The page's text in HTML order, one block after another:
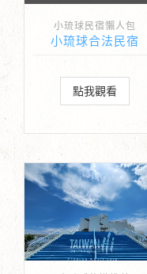
小琉球民宿懶人包
小琉球合法民宿
點我觀看